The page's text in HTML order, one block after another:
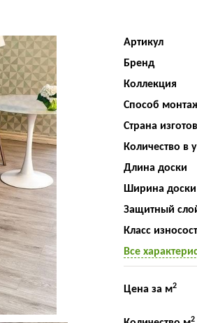
Артикул
Бренд
Коллекция
Способ
Страна
Количество в
Длина доски
Ширина доски
Защитный
Класс
Все
Цена за м2
2